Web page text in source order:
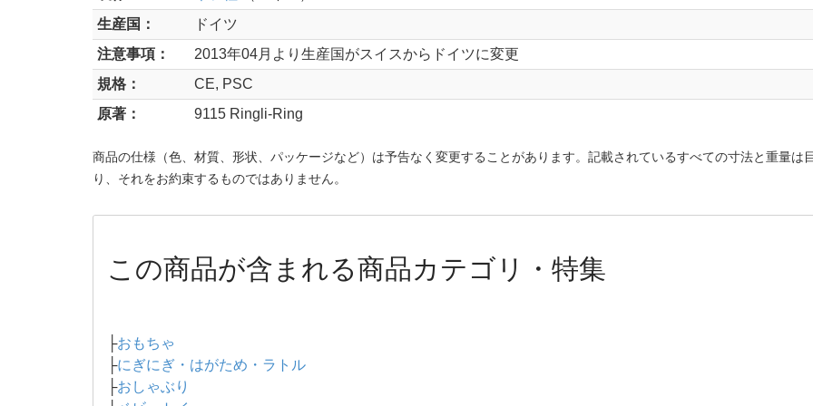
生産国：
ドイツ
注意事項：
2013年04月より生産国がスイスからドイツに変更
規格：
CE, PSC
原著：
9115 Ringli-Ring
商品の仕様（色、材質、形状、パッケージなど）は予告なく変更することがあります。記載されているすべての寸法と重量は
り、それをお約束するものではありません。
この商品が含まれる商品カテゴリ・特集
├おもちゃ
├にぎにぎ・はがため・ラトル
├おしゃぶり